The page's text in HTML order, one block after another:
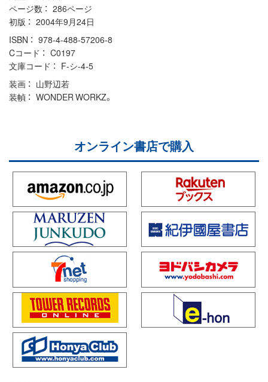
ページ数
286ページ
初版
2004年9月24日
ISBN
978-4-488-57206-8
Cコード
C0197
文庫コード
F-シ-4-5
装画
山野辺若
装幀
WONDER WORKZ。
オンライン書店で購入